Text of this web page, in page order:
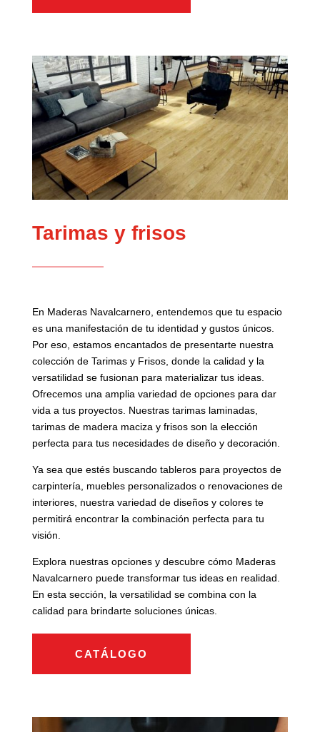
Tarimas y frisos
En Maderas Navalcarnero, entendemos que tu espacio
es una manifestación de tu identidad y gustos únicos.
Por eso, estamos encantados de presentarte nuestra
colección de Tarimas y Frisos, donde la calidad y la
versatilidad se fusionan para materializar tus ideas.
Ofrecemos una amplia variedad de opciones para dar
vida a tus proyectos. Nuestras tarimas laminadas,
tarimas de madera maciza y frisos son la elección
perfecta para tus necesidades de diseño y decoración.
Ya sea que estés buscando tableros para proyectos de
carpintería, muebles personalizados o renovaciones de
interiores, nuestra variedad de diseños y colores te
permitirá encontrar la combinación perfecta para tu
visión.
Explora nuestras opciones y descubre cómo Maderas
Navalcarnero puede transformar tus ideas en realidad.
En esta sección, la versatilidad se combina con la
calidad para brindarte soluciones únicas.
CATÁLOGO